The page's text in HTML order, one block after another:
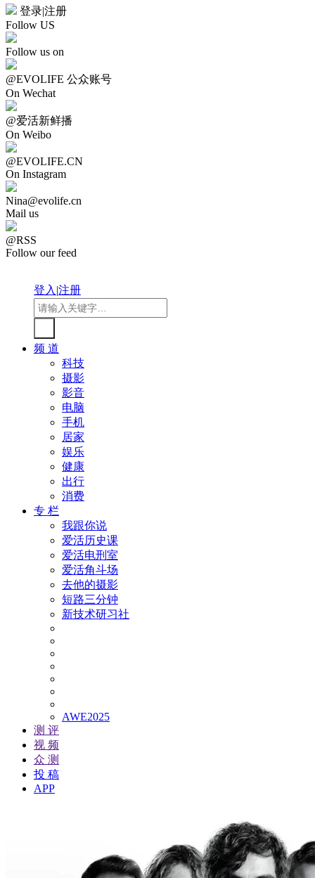
登录|注册
Follow US
Follow us on
@EVOLIFE 公众账号
On Wechat
@爱活新鲜播
On Weibo
@EVOLIFE.CN
On Instagram
Nina@evolife.cn
Mail us
@RSS
Follow our feed
登入|注册
频 道
科技
摄影
影音
电脑
手机
居家
娱乐
健康
出行
消费
专 栏
我跟你说
爱活历史课
爱活电刑室
爱活角斗场
去他的摄影
短路三分钟
新技术研习社
AWE2025
测 评
视 频
众 测
投 稿
APP